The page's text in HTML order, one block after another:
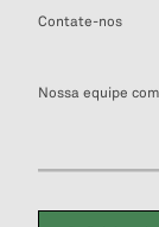
Contate-nos
Nossa equipe